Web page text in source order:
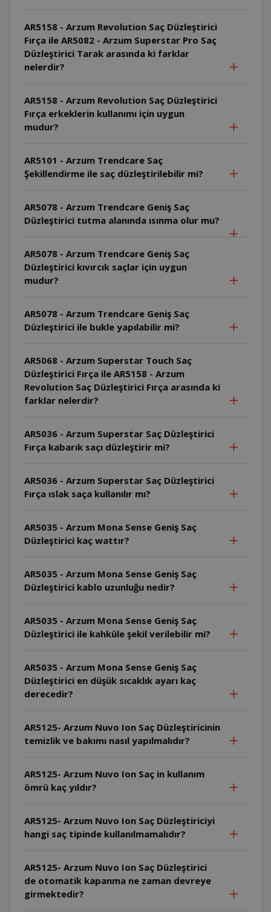
AR5158 - Arzum Revolution Saç Düzleştirici
Fırça ile AR5082 - Arzum Superstar Pro Saç
Düzleştirici Tarak arasında ki farklar
nelerdir?
AR5158 - Arzum Revolution Saç Düzleştirici
Fırça erkeklerin kullanımı için uygun
mudur?
AR5101 - Arzum Trendcare Saç
Şekillendirme ile saç düzleştirilebilir mi?
AR5078 - Arzum Trendcare Geniş Saç
Düzleştirici tutma alanında ısınma olur mu?
AR5078 - Arzum Trendcare Geniş Saç
Düzleştirici kıvırcık saçlar için uygun
mudur?
AR5078 - Arzum Trendcare Geniş Saç
Düzleştirici ile bukle yapılabilir mi?
AR5068 - Arzum Superstar Touch Saç
Düzleştirici Fırça ile AR5158 - Arzum
Revolution Saç Düzleştirici Fırça arasında ki
farklar nelerdir?
AR5036 - Arzum Superstar Saç Düzleştirici
Fırça kabarık saçı düzleştirir mi?
AR5036 - Arzum Superstar Saç Düzleştirici
Fırça ıslak saça kullanılır mı?
AR5035 - Arzum Mona Sense Geniş Saç
Düzleştirici kaç wattır?
AR5035 - Arzum Mona Sense Geniş Saç
Düzleştirici kablo uzunluğu nedir?
AR5035 - Arzum Mona Sense Geniş Saç
Düzleştirici ile kahküle şekil verilebilir mi?
AR5035 - Arzum Mona Sense Geniş Saç
Düzleştirici en düşük sıcaklık ayarı kaç
derecedir?
AR5125- Arzum Nuvo Ion Saç Düzleştiricinin
temizlik ve bakımı nasıl yapılmalıdır?
AR5125- Arzum Nuvo Ion Saç in kullanım
ömrü kaç yıldır?
AR5125- Arzum Nuvo Ion Saç Düzleştiriciyi
hangi saç tipinde kullanılmamalıdır?
AR5125- Arzum Nuvo Ion Saç Düzleştirici
de otomatik kapanma ne zaman devreye
girmektedir?